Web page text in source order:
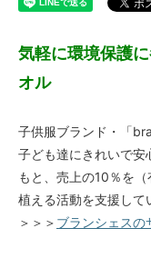
気軽に環境保護
オル
子供服ブランド・「
子ども達にきれいで安
もと、売上の10％を
植える活動を支援して
＞＞＞ ブランシェスの